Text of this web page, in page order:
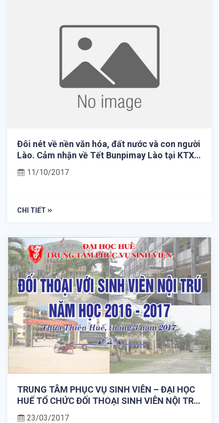
Đôi nét về nền văn hóa, đất nước và con người
Lào. Cảm nhận về Tết Bunpimay Lào tại KTX
Trường Bia - Trung tâm Phục vụ sinh viên - Đại
học Huế.
11/10/2017
CHI TIẾT
TRUNG TÂM PHỤC VỤ SINH VIÊN – ĐẠI HỌC
HUẾ TỔ CHỨC ĐỐI THOẠI SINH VIÊN NỘI TRÚ
NĂM HỌC 2016 – 2017
23/03/2017